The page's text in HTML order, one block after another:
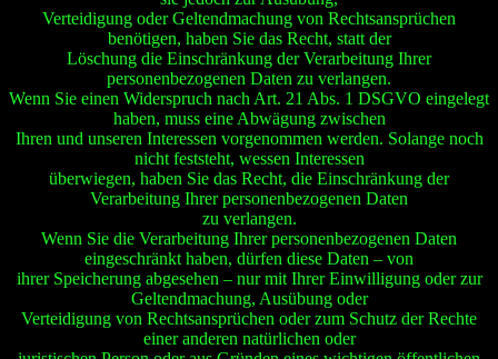
Verteidigung oder Geltendmachung von Rechtsansprüchen
benötigen, haben Sie das Recht, statt der
Löschung die Einschränkung der Verarbeitung Ihrer
personenbezogenen Daten zu verlangen.
Wenn Sie einen Widerspruch nach Art. 21 Abs. 1 DSGVO eingelegt
haben, muss eine Abwägung zwischen
Ihren und unseren Interessen vorgenommen werden. Solange noch
nicht feststeht, wessen Interessen
überwiegen, haben Sie das Recht, die Einschränkung der
Verarbeitung Ihrer personenbezogenen Daten
zu verlangen.
Wenn Sie die Verarbeitung Ihrer personenbezogenen Daten
eingeschränkt haben, dürfen diese Daten – von
ihrer Speicherung abgesehen – nur mit Ihrer Einwilligung oder zur
Geltendmachung, Ausübung oder
Verteidigung von Rechtsansprüchen oder zum Schutz der Rechte
einer anderen natürlichen oder